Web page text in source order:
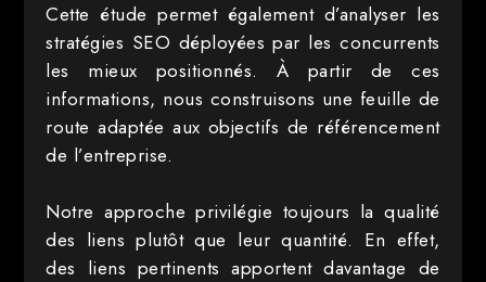
Cette étude permet également d’analyser les
stratégies SEO déployées par les concurrents
les mieux positionnés. À partir de ces
informations, nous construisons une feuille de
route adaptée aux objectifs de référencement
de l’entreprise.
Notre approche privilégie toujours la qualité
des liens plutôt que leur quantité. En effet,
des liens pertinents apportent davantage de